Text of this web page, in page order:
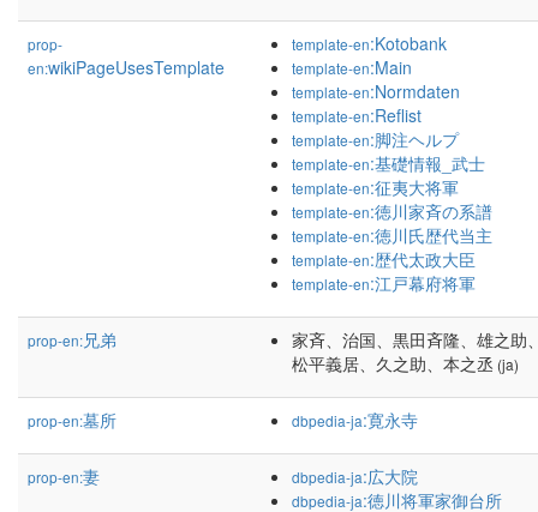
prop-
en:wikiPageUsesTemplate
template-en:Kotobank
template-en:Main
template-en:Normdaten
template-en:Reflist
template-en:脚注ヘルプ
template-en:基礎情報_武士
template-en:征夷大将軍
template-en:徳川家斉の系譜
template-en:徳川氏歴代当主
template-en:歴代太政大臣
template-en:江戸幕府将軍
prop-en:兄弟
家斉、治国、黒田斉隆、雄之助
松平義居、久之助、本之丞 (ja)
prop-en:墓所 dbpedia-ja:寛永寺
prop-en:妻 dbpedia-ja:広大院
dbpedia-ja:徳川将軍家御台所